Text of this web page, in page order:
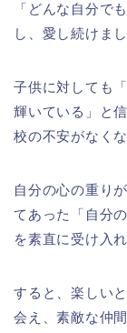
「どんな自分で
し、愛し続けまし
子供に対しても
輝いている」と
校の不安がなく
自分の心の重り
てあった「自分
を素直に受け入
すると、楽しい
会え、素敵な仲